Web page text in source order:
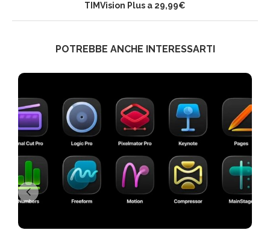
TIMVision Plus a 29,99€
POTREBBE ANCHE INTERESSARTI